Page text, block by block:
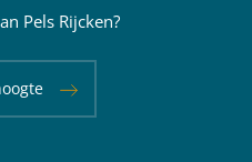
Pels Rijcken?